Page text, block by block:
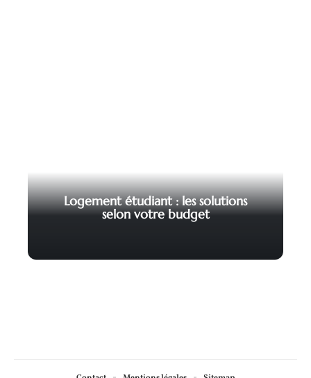
Logement étudiant : les solutions
selon votre budget